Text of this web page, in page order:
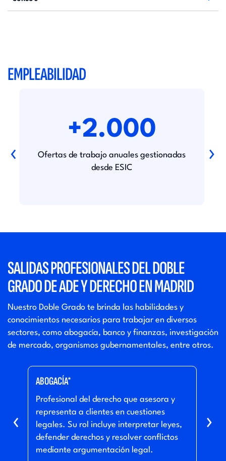
EMPLEABILIDAD
+2.000
Ofertas de trabajo anuales gestionadas
desde ESIC
‹ ›
SALIDAS PROFESIONALES DEL DOBLE
GRADO DE ADE Y DERECHO EN MADRID
Nuestro Doble Grado te brinda las habilidades y
conocimientos necesarios para trabajar en diversos
sectores, como abogacía, banco y finanzas, investigación
de mercado, organismos gubernamentales, entre otros.
ABOGACÍA*
Profesional del derecho que asesora y
representa a clientes en cuestiones
legales. Su rol incluye interpretar leyes,
defender derechos y resolver conflictos
mediante argumentación legal.
a
‹ ›